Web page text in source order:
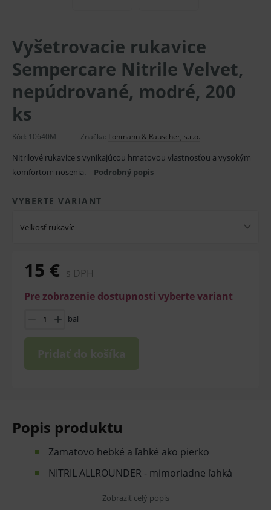
Vyšetrovacie rukavice
Sempercare Nitrile Velvet,
nepúdrované, modré, 200
ks
Kód: 10640M Značka: Lohmann & Rauscher, s.r.o.
Nitrilové rukavice s vynikajúcou hmatovou vlastnosťou a vysokým
komfortom nosenia.
Podrobný popis
VYBERTE VARIANT
Veľkosť rukavíc
15 € s DPH
Pre zobrazenie dostupnosti vyberte variant
bal
Pridať do košíka
Popis produktu
Zamatovo hebké a ľahké ako pierko
NITRIL ALLROUNDER - mimoriadne ľahká
Zobraziť celý popis